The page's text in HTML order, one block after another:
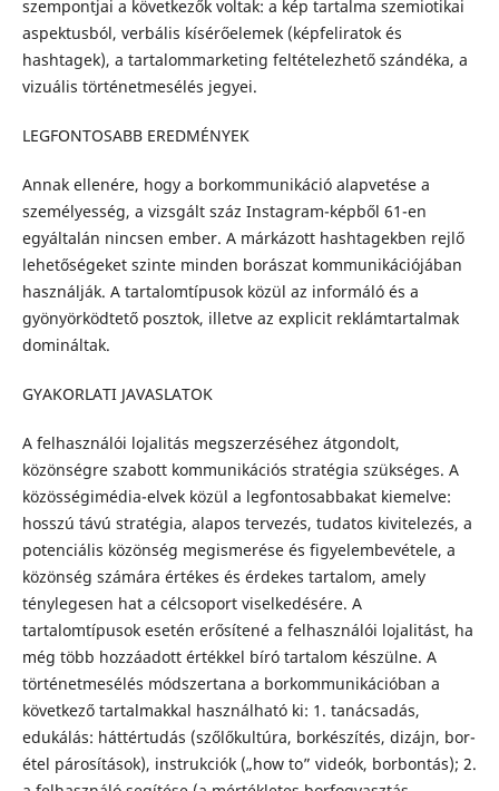
szempontjai a következők voltak: a kép tartalma szemiotikai
aspektusból, verbális kísérőelemek (képfeliratok és
hashtagek), a tartalommarketing feltételezhető szándéka, a
vizuális történetmesélés jegyei.
LEGFONTOSABB EREDMÉNYEK
Annak ellenére, hogy a borkommunikáció alapvetése a
személyesség, a vizsgált száz Instagram-képből 61-en
egyáltalán nincsen ember. A márkázott hashtagekben rejlő
lehetőségeket szinte minden borászat kommunikációjában
használják. A tartalomtípusok közül az informáló és a
gyönyörködtető posztok, illetve az explicit reklámtartalmak
domináltak.
GYAKORLATI JAVASLATOK
A felhasználói lojalitás megszerzéséhez átgondolt,
közönségre szabott kommunikációs stratégia szükséges. A
közösségimédia-elvek közül a legfontosabbakat kiemelve:
hosszú távú stratégia, alapos tervezés, tudatos kivitelezés, a
potenciális közönség megismerése és figyelembevétele, a
közönség számára értékes és érdekes tartalom, amely
ténylegesen hat a célcsoport viselkedésére. A
tartalomtípusok esetén erősítené a felhasználói lojalitást, ha
még több hozzáadott értékkel bíró tartalom készülne. A
történetmesélés módszertana a borkommunikációban a
következő tartalmakkal használható ki: 1. tanácsadás,
edukálás: háttértudás (szőlőkultúra, borkészítés, dizájn, bor-
étel párosítások), instrukciók („how to” videók, borbontás); 2.